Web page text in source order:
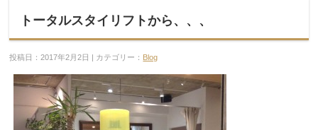
トータルスタイリフトから、、、
投稿日：2017年2月2日 | カテゴリー： Blog